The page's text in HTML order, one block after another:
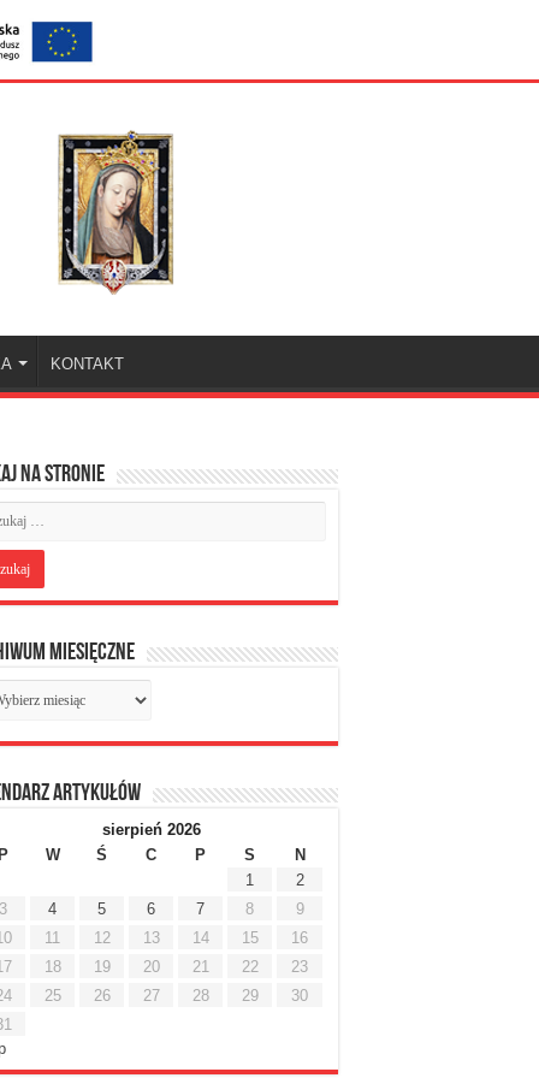
KONTAKT
na stronie
miesięczne
artykułów
sierpień 2026
P
W Ś C P S
N
1
2
3
4 5 6 7 8
9
11 12 13 14 15
16
18 19 20 21 22
23
25 26 27 28 29
30